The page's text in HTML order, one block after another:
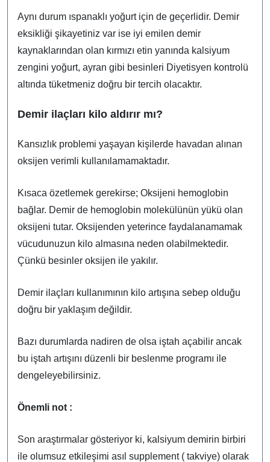
Aynı durum ıspanaklı yoğurt için de geçerlidir. Demir
eksikliği şikayetiniz var ise iyi emilen demir
kaynaklarından olan kırmızı etin yanında kalsiyum
zengini yoğurt, ayran gibi besinleri Diyetisyen kontrolü
altında tüketmeniz doğru bir tercih olacaktır.
Demir ilaçları kilo aldırır mı?
Kansızlık problemi yaşayan kişilerde havadan alınan
oksijen verimli kullanılamamaktadır.
Kısaca özetlemek gerekirse; Oksijeni hemoglobin
bağlar. Demir de hemoglobin molekülünün yükü olan
oksijeni tutar. Oksijenden yeterince faydalanamamak
vücudunuzun kilo almasına neden olabilmektedir.
Çünkü besinler oksijen ile yakılır.
Demir ilaçları kullanımının kilo artışına sebep olduğu
doğru bir yaklaşım değildir.
Bazı durumlarda nadiren de olsa iştah açabilir ancak
bu iştah artışını düzenli bir beslenme programı ile
dengeleyebilirsiniz.
Önemli not :
Son araştırmalar gösteriyor ki, kalsiyum demirin birbiri
ile olumsuz etkileşimi asıl supplement ( takviye) olarak